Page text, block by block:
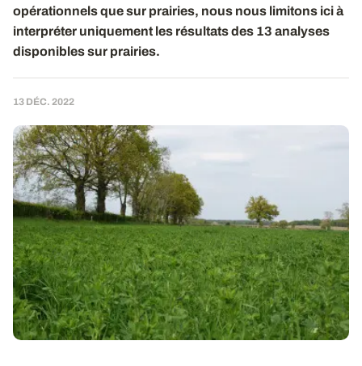
opérationnels que sur prairies, nous nous limitons ici à
interpréter uniquement les résultats des 13 analyses
disponibles sur prairies.
13 DÉC. 2022